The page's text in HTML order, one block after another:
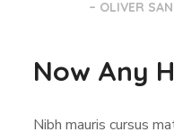
– OLIVER
Now Any
Nibh mauris cursus